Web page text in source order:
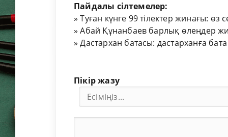
Пайдалы сілтемелер:
»Туған күнге 99 тілектер жинағы: өз
»Абай Құнанбаев барлық өлеңдер
»Дастархан батасы: дастарханға
Пікір жазу